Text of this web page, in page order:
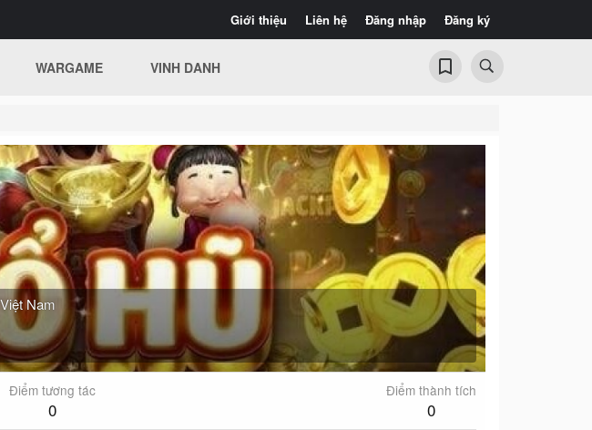
Giới thiệu Liên hệ Đăng nhập Đăng ký
WARGAME VINH DANH
Nam
Điểm tương tác
0
Điểm thành tích
0